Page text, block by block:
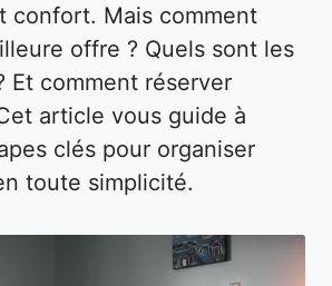
confort. Mais comment
offre ? Quels sont les
Et comment réserver
article vous guide à
clés pour organiser
toute simplicité.